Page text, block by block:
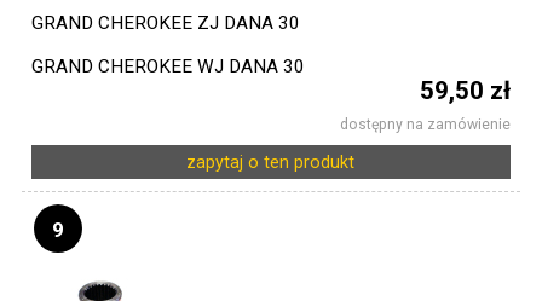
GRAND CHEROKEE ZJ DANA 30
GRAND CHEROKEE WJ DANA 30
59,50 zł
dostępny na zamówienie
zapytaj o ten produkt
9